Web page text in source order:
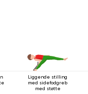
Liggende stilling
med sidefodgreb
med støtte